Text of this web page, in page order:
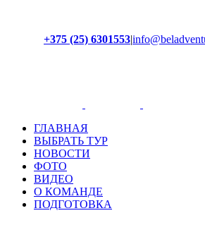
+375 (25) 6301553|
ГЛАВНАЯ
ВЫБРАТЬ ТУР
НОВОСТИ
ФОТО
ВИДЕО
О КОМАНДЕ
ПОДГОТОВКА